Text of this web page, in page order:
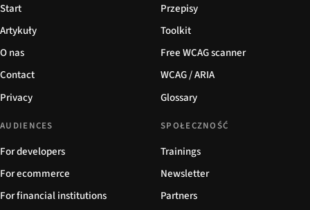
Start
Artykuły
O nas
Contact
Privacy
Przepisy
Toolkit
Free WCAG scanner
WCAG / ARIA
Glossary
AUDIENCES
For developers
For ecommerce
For financial institutions
SPOŁECZNOŚĆ
Trainings
Newsletter
Partners